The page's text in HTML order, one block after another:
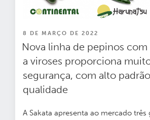
PUBLICADO
EM
8 DE MARÇO DE 2022
Nova linha de pepinos com
a viroses proporciona
segurança, com alto
qualidade
A Sakata apresenta ao mercado três